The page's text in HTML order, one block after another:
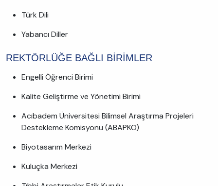
Türk Dili
Yabancı Diller
REKTÖRLÜĞE BAĞLI BİRİMLER
Engelli Öğrenci Birimi
Kalite Geliştirme ve Yönetimi Birimi
Acıbadem Üniversitesi Bilimsel Araştırma Projeleri
Destekleme Komisyonu (ABAPKO)
Biyotasarım Merkezi
Kuluçka Merkezi